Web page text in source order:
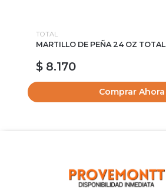
TOTAL
MARTILLO DE PEÑA 24 OZ TOTAL
$ 8.170
Comprar Ahora